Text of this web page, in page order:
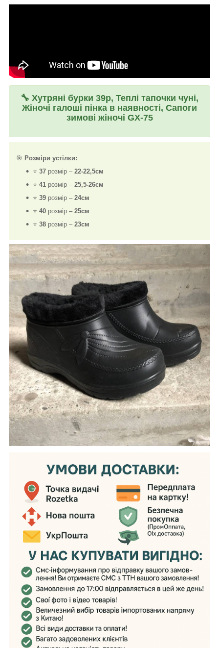
🔧 Хутряні бурки 39р, Теплі тапочки чуні,
Жіночі галоші пінка в наявності, Сапоги
зимові жіночі GX-75
🎯 Розміри устілки:
⭐ 37 розмір – 22-22,5см
⭐ 41 розмір – 25,5-26см
⭐ 39 розмір – 24см
⭐ 40 розмір – 25см
⭐ 38 розмір – 23см